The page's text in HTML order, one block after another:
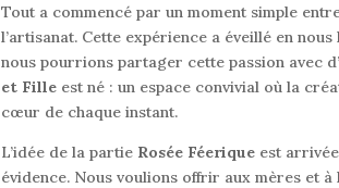
Tout a commencé par un moment simple
l’artisanat. Cette expérience a éveillé en
nous pourrions partager cette passion avec
et Filleest né : un espace convivial où la
cœur de chaque instant.
L’idée de la partie Rosée Féeriqueest arrivée
évidence. Nous voulions offrir aux mères et